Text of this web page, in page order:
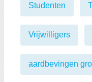
Studenten
Vrijwilligers
aardbevingen